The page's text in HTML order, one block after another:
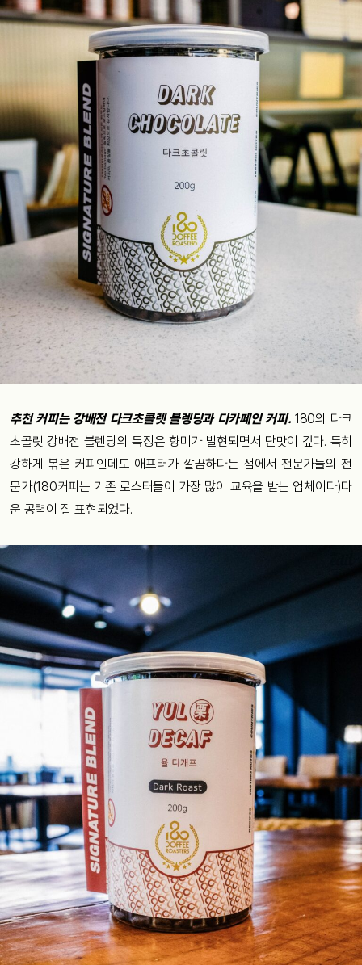
추천 커피는 강배전 다크초콜렛 블렝딩과 디카페인 커피. 180의 다크
초콜릿 강배전 블렌딩의 특징은 향미가 발현되면서 단맛이 깊다. 특히
강하게 볶은 커피인데도 애프터가 깔끔하다는 점에서 전문가들의 전
문가(180커피는 기존 로스터들이 가장 많이 교육을 받는 업체이다)다
운 공력이 잘 표현되었다.